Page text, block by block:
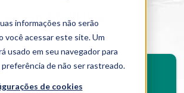
informações não serão
você acessar este site. Um
usado em seu navegador para
de não ser rastreado.
de cookies
em Medicina
BENEFÍCIOS
Benefícios pós-graduação